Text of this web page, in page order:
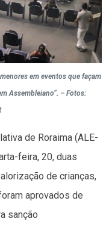
em eventos que façam
Assembleiano”. – Fotos:
de Roraima (ALE-
feira, 20, duas
de crianças,
aprovados de
sanção